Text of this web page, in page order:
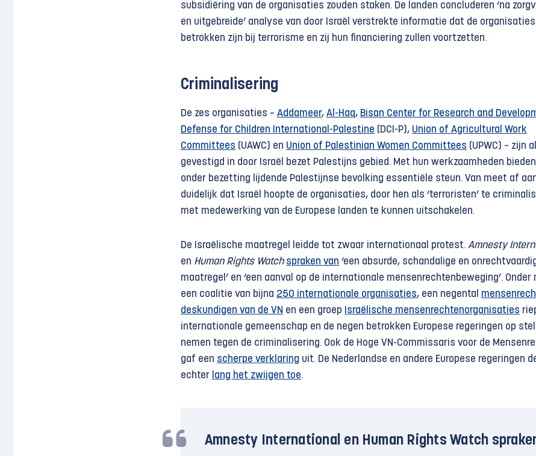
subsidiëring van de organisaties zouden staken. De landen concluderen ‘na
en uitgebreide’ analyse van door Israël verstrekte informatie dat de
betrokken zijn bij terrorisme en zij hun financiering zullen voortzetten.
Criminalisering
De zes organisaties – Addameer, Al-Haq, Bisan Center for Research and
Defense for Children International-Palestine (DCI-P), Union of Agricultural Work
Committees (UAWC) en Union of Palestinian Women Committees (UPWC) – zijn
gevestigd in door Israël bezet Palestijns gebied. Met hun werkzaamheden
onder bezetting lijdende Palestijnse bevolking essentiële steun. Van meet af
duidelijk dat Israël hoopte de organisaties, door hen als ‘terroristen’ te
met medewerking van de Europese landen te kunnen uitschakelen.
De Israëlische maatregel leidde tot zwaar internationaal protest. Amnesty
en Human Rights Watch spraken van ‘een absurde, schandalige en
maatregel’ en ‘een aanval op de internationale mensenrechten­beweging’. Onder
een coalitie van bijna 250 internationale organisaties, een negental
deskundigen van de VN en een groep Israëlische mensenrechtenorganisaties
internationale gemeenschap en de negen betrokken Europese regeringen op
nemen tegen de criminalisering. Ook de Hoge VN-Commissaris voor de
gaf een scherpe verklaring uit. De Nederlandse en andere Europese regeringen
echter lang het zwijgen toe.
Amnesty International en Human Rights Watch